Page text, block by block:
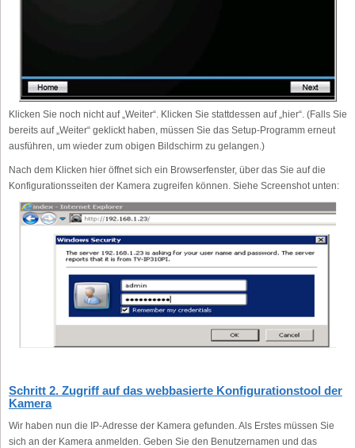
Klicken Sie noch nicht auf „Weiter“. Klicken Sie stattdessen auf „hier“. (Falls Sie
bereits auf „Weiter“ geklickt haben, müssen Sie das Setup-Programm erneut
ausführen, um wieder zum obigen Bildschirm zu gelangen.)
Nach dem Klicken hier öffnet sich ein Browserfenster, über das Sie auf die
Konfigurationsseiten der Kamera zugreifen können. Siehe Screenshot unten:
Schritt 2. Zugriff auf das webbasierte Konfigurationstool der
Kamera
Wir haben nun die IP-Adresse der Kamera gefunden. Als Erstes müssen Sie
sich an der Kamera anmelden. Geben Sie den Benutzernamen und das